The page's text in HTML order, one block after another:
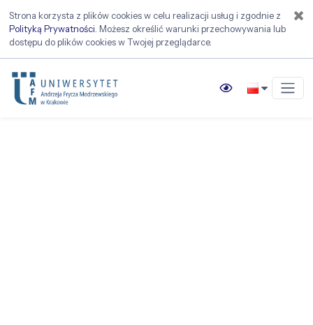
Strona korzysta z plików cookies w celu realizacji usług i zgodnie z
Polityką Prywatności . Możesz określić warunki przechowywania lub
dostępu do plików cookies w Twojej przeglądarce.
Wysoki